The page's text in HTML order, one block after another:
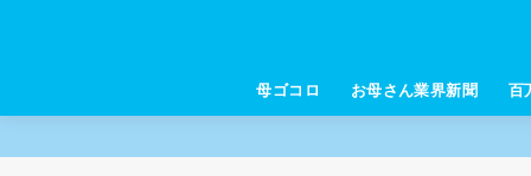
母ゴコロ お母さん業界新聞 百